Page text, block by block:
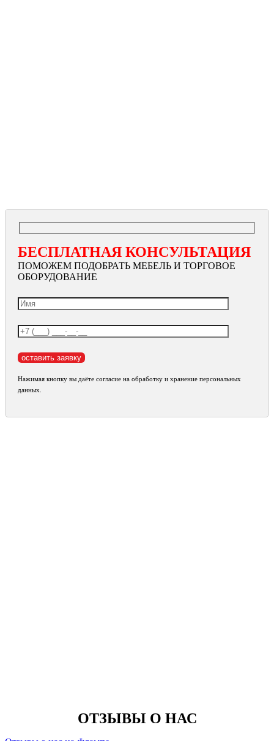
БЕСПЛАТНАЯ КОНСУЛЬТАЦИЯ
ПОМОЖЕМ ПОДОБРАТЬ МЕБЕЛЬ И ТОРГОВОЕ
ОБОРУДОВАНИЕ
Нажимая кнопку вы даёте согласие на обработку и хранение персональных
данных.
ОТЗЫВЫ О НАС